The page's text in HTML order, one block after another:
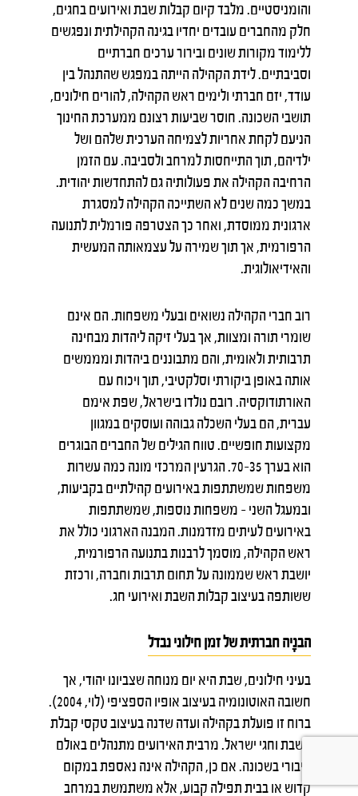
והומניסטיים. מלבד קיום קבלות שבת ואירועים בחגים,
חלק מהחברים עובדים יחדיו בגינה הקהילתית ונפגשים
ללימוד מקורות שונים ובירור ערכים חברתיים
וסביבתיים. לידת הקהילה הייתה במפגש שהתנהל בין
עודד, יזם חברתי ולימים ראש הקהילה, להורים חילונים,
תושבי השכונה. חוסר שביעות רצונם ממערכת החינוך
הניעם לקחת אחריות לצמיחה הערכית שלהם ושל
ילדיהם, תוך התייחסות למרחב ולסביבה. עם הזמן
הרחיבה הקהילה את פעולותיה גם להתחדשות יהודית.
במשך כמה שנים לא השתייכה הקהילה למסגרת
ארגונית ממוסדת, ואחר כך הצטרפה פורמלית לתנועה
הרפורמית, אך תוך שמירה על עצמאותה המעשית
והאידיאולוגית.
רוב חברי הקהילה נשואים ובעלי משפחות. הם אינם
שומרי תורה ומצוות, אך בעלי זיקה ליהדות מבחינה
תרבותית ולאומית, והם מתבוננים ביהדות ומממשים
אותה באופן ביקורתי וסלקטיבי, תוך ויכוח עם
האורתודוקסיה. רובם נולדו בישראל, שפת אימם
עברית, הם בעלי השכלה גבוהה ועוסקים במגוון
מקצועות חופשיים. טווח הגילים של החברים הבוגרים
הוא בערך 35–70. הגרעין המרכזי מונה כמה עשרות
משפחות שמשתתפות באירועים קהילתיים בקביעות,
ובמעגל השני – משפחות נוספות, שמשתתפות
באירועים לעיתים מזדמנות. המבנה הארגוני כולל את
ראש הקהילה, מוסמך לרבנות בתנועה הרפורמית,
יושבת ראש שממונה על תחום תרבות וחברה, ורכזת
ששותפה בעיצוב קבלות השבת ואירועי חג.
הבנָיה חברתית של זמן חילוני נבדל
בעיני חילונים, שבת היא יום מנוחה שצביונו יהודי, אך
חשובה האוטונומיה בעיצוב אופיו הספציפי (לוי, 2004).
ברוח זו פועלת בקהילה ועדה שדנה בעיצוב טקסי קבלת
השבת וחגי ישראל. מרבית האירועים מתנהלים באולם
ציבורי בשכונה. אם כן, הקהילה אינה נאספת במקום
קדוש או בבית תפילה קבוע, אלא משתמשת במרחב